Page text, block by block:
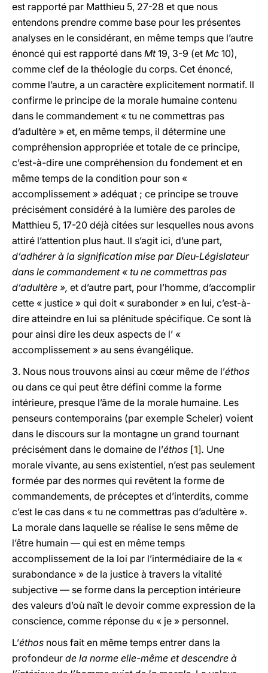
est rapporté par Matthieu 5, 27-28 et que nous
entendons prendre comme base pour les présentes
analyses en le considérant, en même temps que l’autre
énoncé qui est rapporté dans Mt19, 3-9 (et Mc 10),
comme clef de la théologie du corps. Cet énoncé,
comme l’autre, a un caractère explicitement normatif. Il
confirme le principe de la morale humaine contenu
dans le commandement « tu ne commettras pas
d’adultère » et, en même temps, il détermine une
compréhension appropriée et totale de ce principe,
c’est-à-dire une compréhension du fondement et en
même temps de la condition pour son «
accomplissement » adéquat ; ce principe se trouve
précisément considéré à la lumière des paroles de
Matthieu 5, 17-20 déjà citées sur lesquelles nous avons
attiré l’attention plus haut. Il s’agit ici, d’une part,
d’adhérer à la signification mise par Dieu-Législateur
dans le commandement « tu ne commettras pas
d’adultère », et d’autre part, pour l’homme, d’accomplir
cette « justice » qui doit « surabonder » en lui, c’est-à-
dire atteindre en lui sa plénitude spécifique. Ce sont là
pour ainsi dire les deux aspects de l’ «
accomplissement » au sens évangélique.
3. Nous nous trouvons ainsi au cœur même de l’éthos
ou dans ce qui peut être défini comme la forme
intérieure, presque l’âme de la morale humaine. Les
penseurs contemporains (par exemple Scheler) voient
dans le discours sur la montagne un grand tournant
précisément dans le domaine de l’éthos [1]. Une
morale vivante, au sens existentiel, n’est pas seulement
formée par des normes qui revêtent la forme de
commandements, de préceptes et d’interdits, comme
c’est le cas dans « tu ne commettras pas d’adultère ».
La morale dans laquelle se réalise le sens même de
l’être humain — qui est en même temps
accomplissement de la loi par l’intermédiaire de la «
surabondance » de la justice à travers la vitalité
subjective — se forme dans la perception intérieure
des valeurs d’où naît le devoir comme expression de la
conscience, comme réponse du « je » personnel.
L’éthos nous fait en même temps entrer dans la
profondeur de la norme elle-même et descendre à